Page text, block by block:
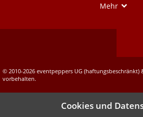
Mehr
© 2010-2026 eventpeppers UG (haftungsbeschränkt)
vorbehalten.
Cookies und